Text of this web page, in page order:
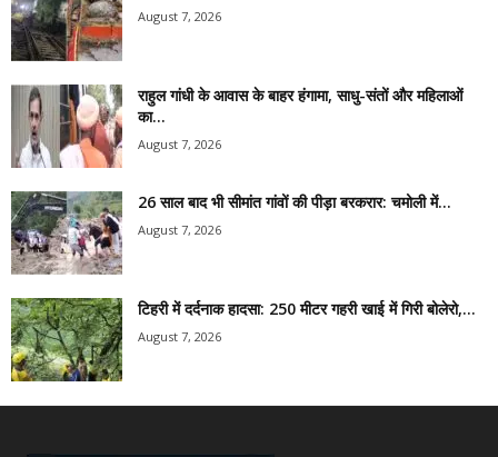
August 7, 2026
राहुल गांधी के आवास के बाहर हंगामा, साधु-संतों और महिलाओं
का...
August 7, 2026
26 साल बाद भी सीमांत गांवों की पीड़ा बरकरार: चमोली में...
August 7, 2026
टिहरी में दर्दनाक हादसा: 250 मीटर गहरी खाई में गिरी बोलेरो,...
August 7, 2026